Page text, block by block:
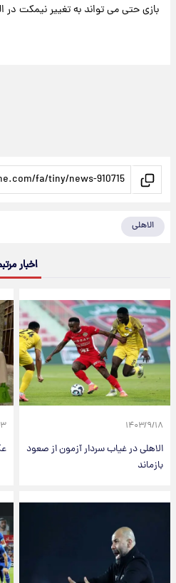
بازی حتی می تواند به تغییر نیمکت در
الاهلی
اخبار
۱۴۰۳/۹/۱۸
الاهلی در غیاب سردار آزمون از صعود
بازماند